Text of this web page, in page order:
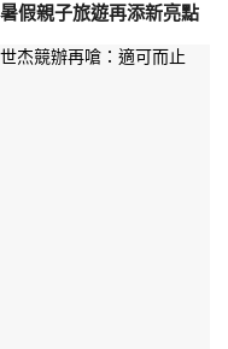
假親子旅遊再添新亮點